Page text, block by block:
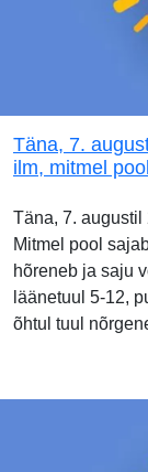
Täna, 7.
ilm, mitmel
Täna, 7.
Mitmel pool
hõreneb ja saju
läänetuul 5-12,
õhtul tuul